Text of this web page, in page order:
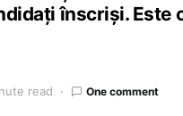
înscriși. Este
read One comment